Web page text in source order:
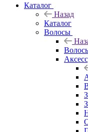
Каталог
Назад
Каталог
Волосы